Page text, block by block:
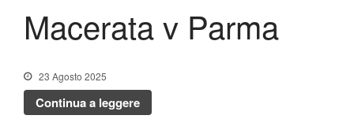
Macerata v Parma
23 Agosto 2025
Continua a leggere